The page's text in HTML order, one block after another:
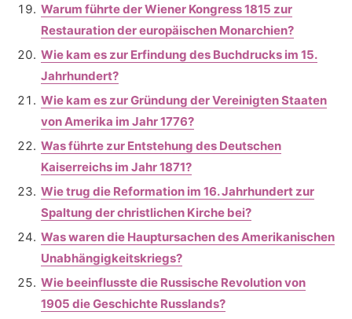
Warum führte der Wiener Kongress 1815 zur
Restauration der europäischen Monarchien?
Wie kam es zur Erfindung des Buchdrucks im 15.
Jahrhundert?
Wie kam es zur Gründung der Vereinigten Staaten
von Amerika im Jahr 1776?
Was führte zur Entstehung des Deutschen
Kaiserreichs im Jahr 1871?
Wie trug die Reformation im 16. Jahrhundert zur
Spaltung der christlichen Kirche bei?
Was waren die Hauptursachen des Amerikanischen
Unabhängigkeitskriegs?
Wie beeinflusste die Russische Revolution von
1905 die Geschichte Russlands?